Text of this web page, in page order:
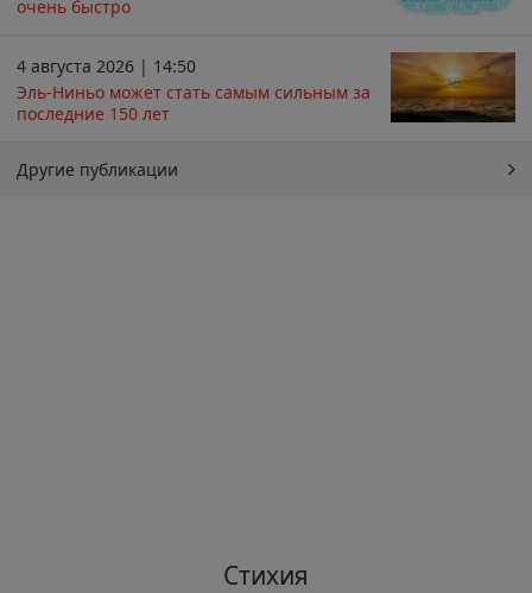
очень быстро
4 августа 2026 | 14:50
Эль-Ниньо может стать самым сильным за
последние 150 лет
Другие публикации
Стихия